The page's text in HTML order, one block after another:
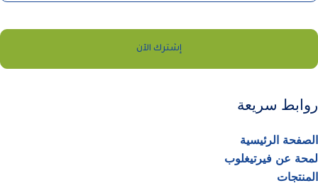
إشترك الآن
URL
*
روابط سريعة
الصفحة الرئيسية
لمحة عن فيرتيغلوب
المنتجات